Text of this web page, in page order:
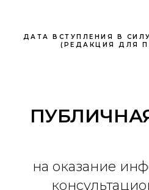
ДАТА ВСТУПЛЕНИЯ В
(РЕДАКЦИЯ ДЛЯ
на оказание